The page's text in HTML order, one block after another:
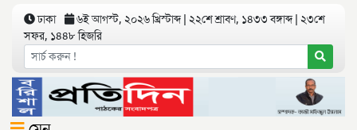
ঢাকা
৬ই আগস্ট, ২০২৬ খ্রিস্টাব্দ | ২২শে শ্রাবণ, ১৪৩৩ বঙ্গাব্দ | ২৩শে
সফর, ১৪৪৮ হিজরি